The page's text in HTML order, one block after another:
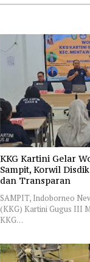
KKG Kartini Gelar
Sampit, Korwil
dan Transparan
SAMPIT, Indoborneo
(KKG) Kartini Gugus III
KKG…